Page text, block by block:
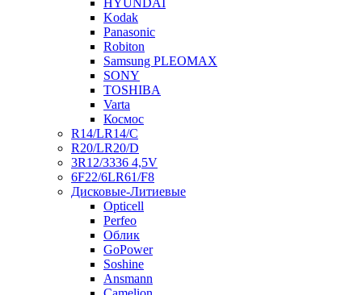
HYUNDAI
Kodak
Panasonic
Robiton
Samsung PLEOMAX
SONY
TOSHIBA
Varta
Космос
R14/LR14/C
R20/LR20/D
3R12/3336 4,5V
6F22/6LR61/F8
Дисковые-Литиевые
Opticell
Perfeo
Облик
GoPower
Soshine
Ansmann